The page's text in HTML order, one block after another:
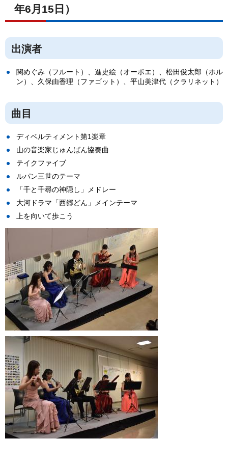
年6月15日）
出演者
関めぐみ（フルート）、進史絵（オーボエ）、松田俊太郎（ホル
ン）、久保由香理（ファゴット）、平山美津代（クラリネット）
曲目
ディベルティメント第1楽章
山の音楽家じゅんばん協奏曲
テイクファイブ
ルパン三世のテーマ
「千と千尋の神隠し」メドレー
大河ドラマ「西郷どん」メインテーマ
上を向いて歩こう